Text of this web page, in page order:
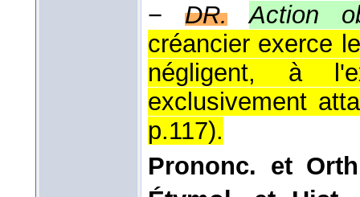
− DR.
Action
créancier exerce
négligent, à
exclusivement
p.117).
Prononc. et